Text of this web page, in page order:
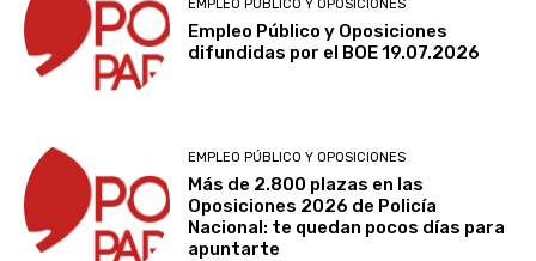
EMPLEO PÚBLICO Y OPOSICIONES
Empleo Público y Oposiciones
difundidas por el BOE 19.07.2026
EMPLEO PÚBLICO Y OPOSICIONES
Más de 2.800 plazas en las
Oposiciones 2026 de Policía
Nacional: te quedan pocos días para
apuntarte